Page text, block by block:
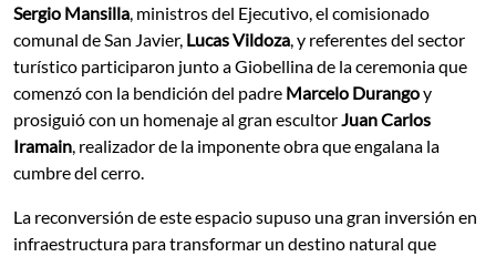
Sergio Mansilla, ministros del Ejecutivo, el comisionado
comunal de San Javier, Lucas Vildoza, y referentes del sector
turístico participaron junto a Giobellina de la ceremonia que
comenzó con la bendición del padre Marcelo Durangoy
prosiguió con un homenaje al gran escultorJuan Carlos
Iramain, realizador de la imponente obra que engalana la
cumbre del cerro.
La reconversión de este espacio supuso una gran inversión en
infraestructura para transformar un destino natural que